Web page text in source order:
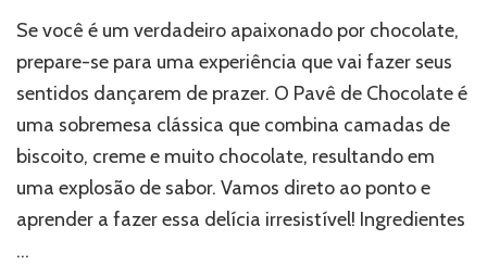
Se você é um verdadeiro apaixonado por chocolate,
prepare-se para uma experiência que vai fazer seus
sentidos dançarem de prazer. O Pavê de Chocolate é
uma sobremesa clássica que combina camadas de
biscoito, creme e muito chocolate, resultando em
uma explosão de sabor. Vamos direto ao ponto e
aprender a fazer essa delícia irresistível! Ingredientes
…